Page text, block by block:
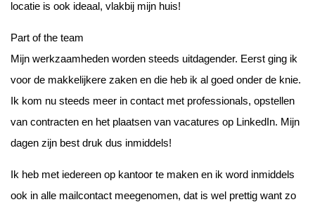
locatie is ook ideaal, vlakbij mijn huis!
Part of the team
Mijn werkzaamheden worden steeds uitdagender. Eerst ging ik
voor de makkelijkere zaken en die heb ik al goed onder de knie.
Ik kom nu steeds meer in contact met professionals, opstellen
van contracten en het plaatsen van vacatures op LinkedIn. Mijn
dagen zijn best druk dus inmiddels!
Ik heb met iedereen op kantoor te maken en ik word inmiddels
ook in alle mailcontact meegenomen, dat is wel prettig want zo